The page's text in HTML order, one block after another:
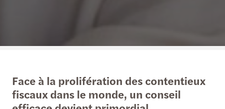
Face à la prolifération des contentieux
fiscaux dans le monde, un conseil